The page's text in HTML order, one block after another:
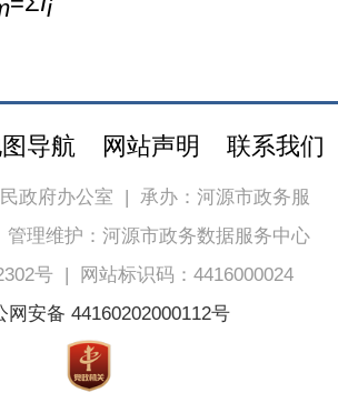
i
导航 网站声明 联系我们
政府办公室 | 承办：河源市政务服
管理维护：河源市政务数据服务中心
号|
网站标识码：4416000024
网安备 44160202000112号